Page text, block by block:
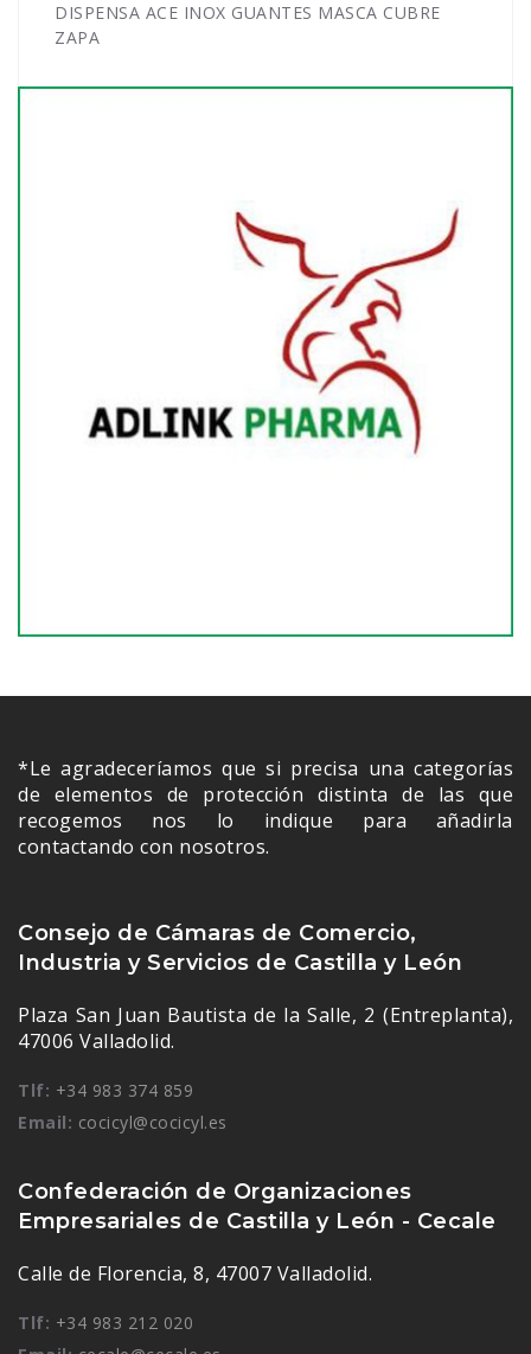
DISPENSA ACE INOX GUANTES MASCA CUBRE
ZAPA
*Le agradeceríamos que si precisa una categorías
de elementos de protección distinta de las que
recogemos nos lo indique para añadirla
contactando con nosotros.
Consejo de Cámaras de Comercio,
Industria y Servicios de Castilla y León
Plaza San Juan Bautista de la Salle, 2 (Entreplanta),
47006 Valladolid.
Tlf: +34 983 374 859
Email: cocicyl@cocicyl.es
Confederación de Organizaciones
Empresariales de Castilla y León - Cecale
Calle de Florencia, 8, 47007 Valladolid.
Tlf: +34 983 212 020